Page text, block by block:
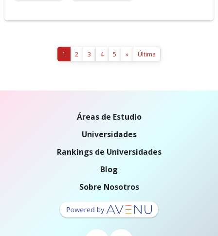
1 2 3 4 5 » Última
Áreas de Estudio
Universidades
Rankings de Universidades
Blog
Sobre Nosotros